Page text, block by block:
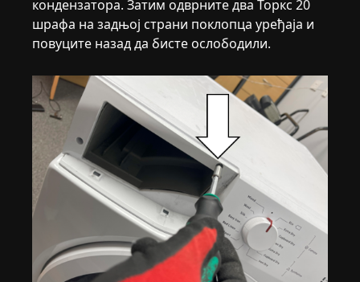
кондензатора. Затим одврните два Торкс 20
шрафа на задњој страни поклопца уређаја и
повуците назад да бисте ослободили.